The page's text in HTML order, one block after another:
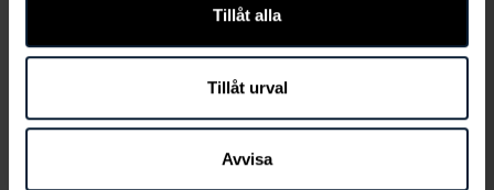
Tillåt alla
Tillåt urval
Avvisa